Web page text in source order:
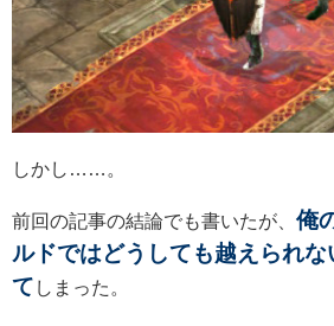
しかし……。
前回の記事の結論でも書いたが、 俺
ルドではどうしても越えられな
て しまった。